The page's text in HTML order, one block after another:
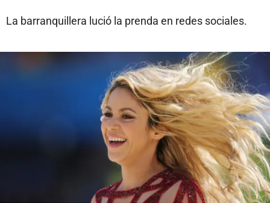
La barranquillera lució la prenda en redes sociales.